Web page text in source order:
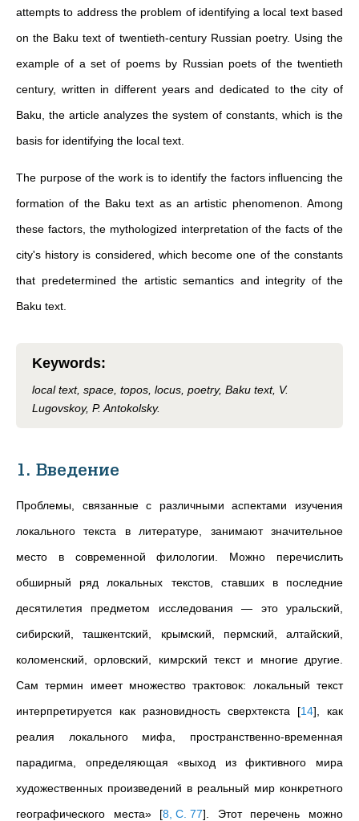
attempts to address the problem of identifying a local text based
on the Baku text of twentieth-century Russian poetry. Using the
example of a set of poems by Russian poets of the twentieth
century, written in different years and dedicated to the city of
Baku, the article analyzes the system of constants, which is the
basis for identifying the local text.
The purpose of the work is to identify the factors influencing the
formation of the Baku text as an artistic phenomenon. Among
these factors, the mythologized interpretation of the facts of the
city's history is considered, which become one of the constants
that predetermined the artistic semantics and integrity of the
Baku text.
Keywords:
local text, space, topos, locus, poetry, Baku text, V.
Lugovskoy, P. Antokolsky.
1. Введение
Проблемы, связанные с различными аспектами изучения
локального текста в литературе, занимают значительное
место в современной филологии. Можно перечислить
обширный ряд локальных текстов, ставших в последние
десятилетия предметом исследования — это уральский,
сибирский, ташкентский, крымский, пермский, алтайский,
коломенский, орловский, кимрский текст и многие другие.
Сам термин имеет множество трактовок: локальный текст
интерпретируется как разновидность сверхтекста [14] , как
реалия локального мифа, пространственно-временная
парадигма, определяющая «выход из фиктивного мира
художественных произведений в реальный мир конкретного
географического места» [8, С. 77] . Этот перечень можно